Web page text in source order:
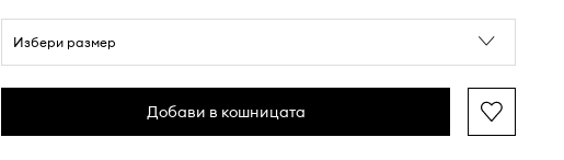
Избери размер
Добави в кошницата